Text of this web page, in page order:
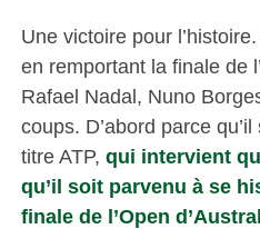
Une victoire pour
en remportant la finale de
Rafael Nadal, Nuno
coups. D’abord parce
titre ATP, qui intervient
qu’il soit parvenu à se
finale de l’Open